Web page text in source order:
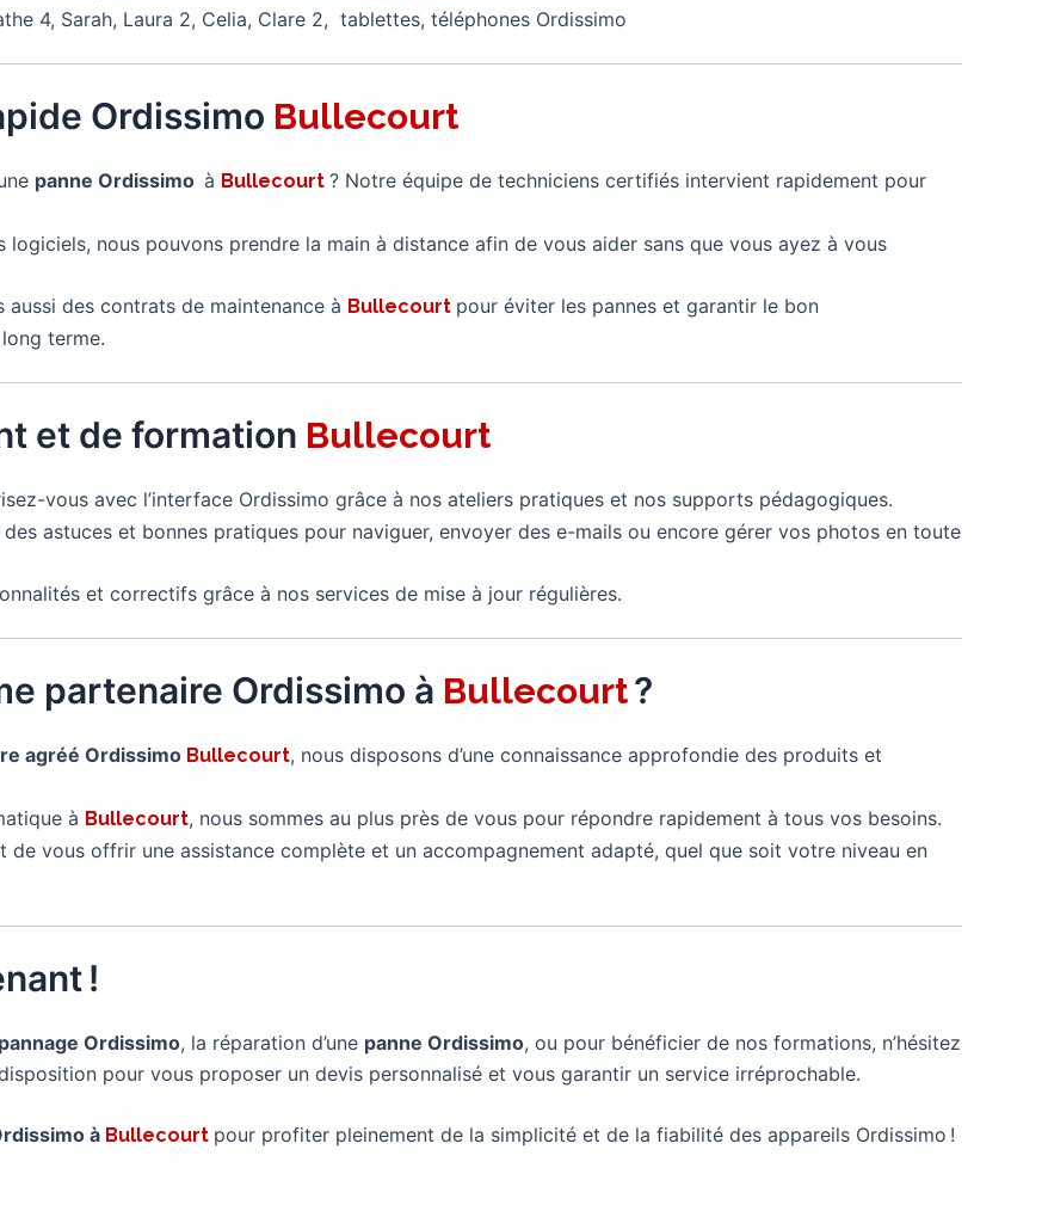
4, Sarah, Laura 2, Celia, Clare 2, tablettes, téléphones Ordissimo
Ordissimo Bullecourt
panne Ordissimo à Bullecourt ? Notre équipe de techniciens certifiés intervient rapidement pour
logiciels, nous pouvons prendre la main à distance afin de vous aider sans que vous ayez à vous
aussi des contrats de maintenance à Bullecourt pour éviter les pannes et garantir le bon
terme.
et de formation Bullecourt
vous avec l’interface Ordissimo grâce à nos ateliers pratiques et nos supports pédagogiques.
astuces et bonnes pratiques pour naviguer, envoyer des e-mails ou encore gérer vos photos en toute
et correctifs grâce à nos services de mise à jour régulières.
partenaire Ordissimo à Bullecourt?
agréé Ordissimo Bullecourt, nous disposons d’une connaissance approfondie des produits et
à Bullecourt, nous sommes au plus près de vous pour répondre rapidement à tous vos besoins.
de vous offrir une assistance complète et un accompagnement adapté, quel que soit votre niveau en
!
Ordissimo, la réparation d’une panne Ordissimo, ou pour bénéficier de nos formations, n’hésitez
pour vous proposer un devis personnalisé et vous garantir un service irréprochable.
à Bullecourt pour profiter pleinement de la simplicité et de la fiabilité des appareils Ordissimo !